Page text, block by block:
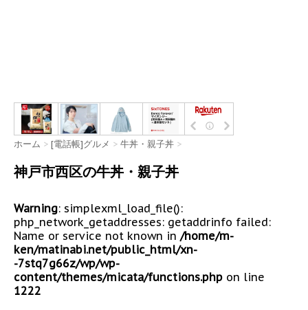
ホーム > [電話帳]グルメ > 牛丼・親子丼 >
神戸市西区の牛丼・親子丼
Warning: simplexml_load_file():
php_network_getaddresses: getaddrinfo failed:
Name or service not known in /home/m-
ken/matinabi.net/public_html/xn-
-7stq7g66z/wp/wp-
content/themes/micata/functions.php on line
1222